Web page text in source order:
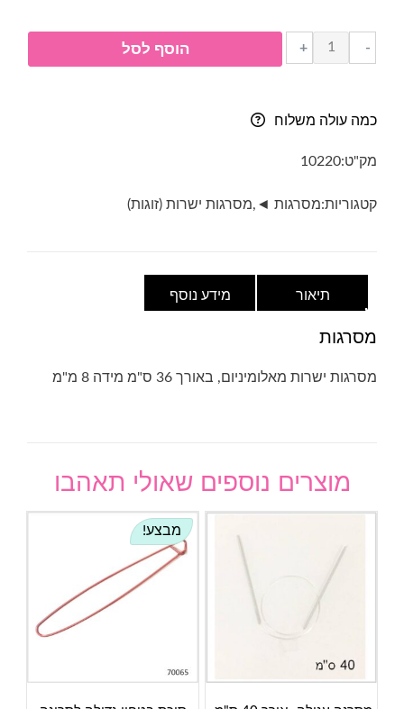
-
כמות
של
8
+ הוסף לסל
כמה עולה משלוח
מק"ט:10220
קטגוריות:מסרגות ◄ ,מסרגות ישרות (זוגות)
תיאור מידע נוסף
מסרגות
מסרגות ישרות מאלומיניום, באורך 36 ס"מ מידה 8 מ"מ
מוצרים נוספים שאולי תאהבו
מבצע!